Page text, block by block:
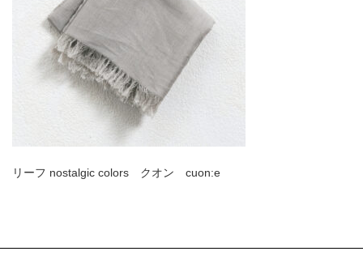
リーフ nostalgic colors クオン cuon:e